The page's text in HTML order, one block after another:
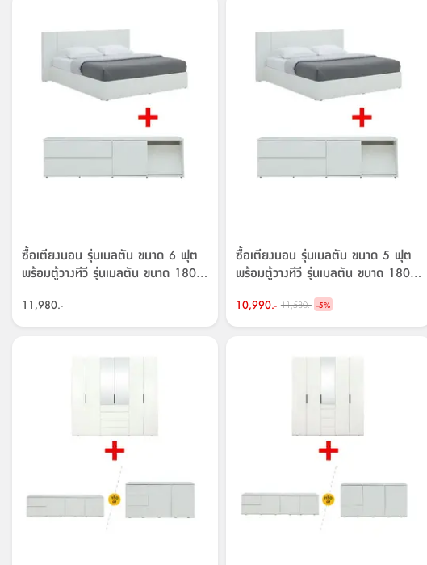
ซื้อเตียงนอน รุ่นเมลตัน ขนาด 6 ฟุต
พร้อมตู้วางทีวี รุ่นเมลตัน ขนาด 180
11,980.-
ซื้อเตียงนอน รุ่นเมลตัน ขนาด 5 ฟุต
พร้อมตู้วางทีวี รุ่นเมลตัน ขนาด 180
10,990.- 11,580.- -5%